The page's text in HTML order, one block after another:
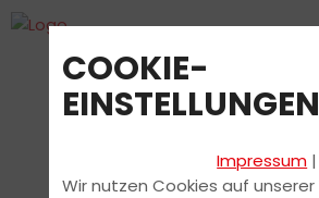
COOKIE-
EINSTELLUNGEN
Impressum
Wir nutzen Cookies auf